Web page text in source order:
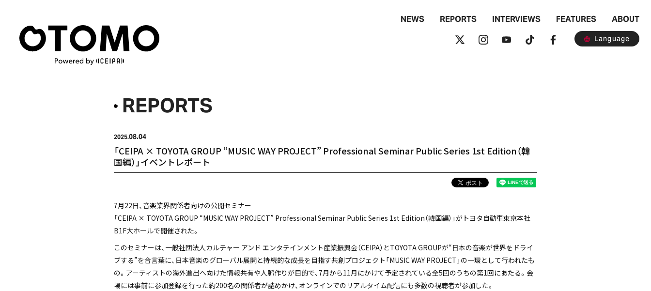
NEWS REPORTS INTERVIEWS FEATURES ABOUT
Language
REPORTS
2025.08.04
「CEIPA × TOYOTA GROUP “MUSIC WAY PROJECT” Professional Seminar Public Series 1st Edition（韓
国編）」イベントレポート
7月22日、音楽業界関係者向けの公開セミナー
「CEIPA × TOYOTA GROUP “MUSIC WAY PROJECT” Professional Seminar Public Series 1st Edition（韓国編）」がトヨタ自動車東京本社
B1F大ホールで開催された。
このセミナーは、一般社団法⼈カルチャー アンド エンタテインメント産業振興会（CEIPA）とTOYOTA GROUPが“日本の音楽が世界をドライ
ブする”を合言葉に、日本音楽のグローバル展開と持続的な成長を目指す共創プロジェクト「MUSIC WAY PROJECT」の一環として行われたも
の。アーティストの海外進出へ向けた情報共有や人脈作りが目的で、7月から11月にかけて予定されている全5回のうちの第1回にあたる。会
場には事前に参加登録を行った約200名の関係者が詰めかけ、オンラインでのリアルタイム配信にも多数の視聴者が参加した。